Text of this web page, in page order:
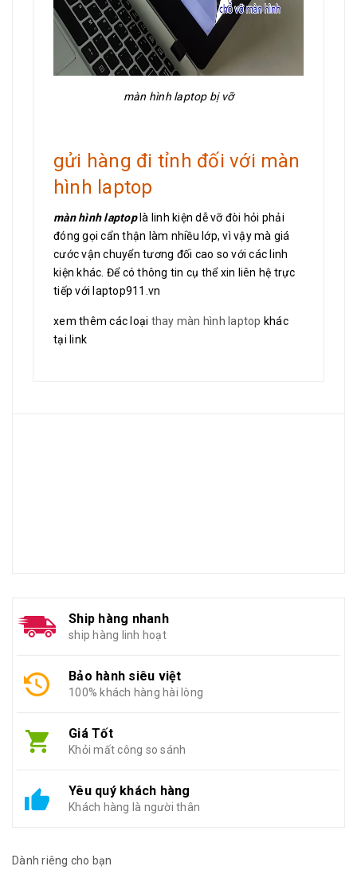
màn hình laptop bị vỡ
gửi hàng đi tỉnh đối với màn
hình laptop
màn hình laptoplà linh kiện dễ vỡ đòi hỏi phải
đóng gọi cẩn thận làm nhiều lớp, vì vậy mà giá
cước vận chuyển tương đối cao so với các linh
kiện khác. Để có thông tin cụ thể xin liên hệ trực
tiếp với laptop911.vn
xem thêm các loại thay màn hình laptop khác
tại link
Ship hàng nhanh
ship hàng linh hoạt
Bảo hành siêu việt
100% khách hàng hài lòng
Giá Tốt
Khỏi mất công so sánh
Yêu quý khách hàng
Khách hàng là người thân
Dành riêng cho bạn